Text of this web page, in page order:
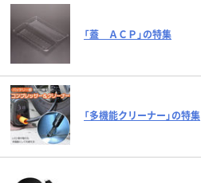
「蓋 ＡＣＰ」の特集
「多機能クリーナー」の特集